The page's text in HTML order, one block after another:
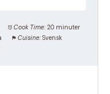
Cook Time: 20 minuter
Cuisine: Svensk